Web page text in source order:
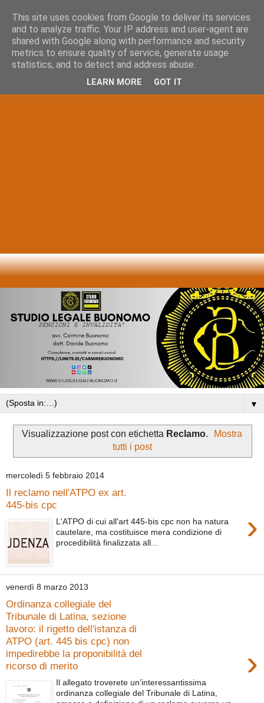
▼
Visualizzazione post con etichetta Reclamo.
Mostra
tutti i post
mercoledì 5 febbraio 2014
Il reclamo nell'ATPO ex art.
445-bis cpc
›
L'ATPO di cui all'art 445-bis cpc non ha natura
cautelare, ma costituisce mera condizione di
procedibilità finalizzata all...
venerdì 8 marzo 2013
Ordinanza collegiale del
Tribunale di Latina, sezione
lavoro: il rigetto dell'istanza di
ATPO (art. 445 bis cpc) non
impedirebbe la proponibilità del
ricorso di merito
›
Il allegato troverete un’interessantissima
ordinanza collegiale del Tribunale di Latina,
This site uses cookies from Google to deliver its services
and to analyze traffic. Your IP address and user-agent are
shared with Google along with performance and security
metrics to ensure quality of service, generate usage
statistics, and to detect and address abuse.
LEARN MORE GOT IT